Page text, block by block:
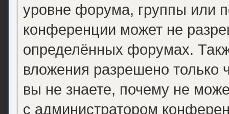
уровне форума, группы или
конференции может не
определённых форумах.
вложения разрешено только
вы не знаете, почему не
с администратором